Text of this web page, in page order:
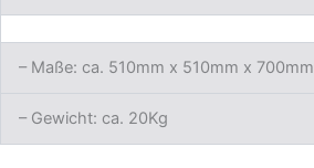
– Maße: ca. 510mm x 510mm x 700mm
– Gewicht: ca. 20Kg